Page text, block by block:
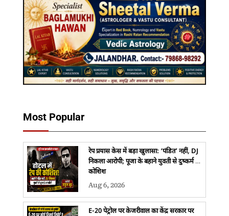
Most Popular
रेप प्रयास केस में बड़ा खुलासा: ‘पंडित’ नहीं, DJ
निकला आरोपी; पूजा के बहाने युवती से दुष्कर्म की
कोशिश
Aug 6, 2026
E-20 पेट्रोल पर केजरीवाल का केंद्र सरकार पर